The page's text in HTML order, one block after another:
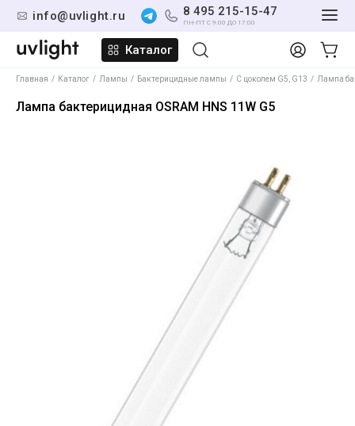
info@uvlight.ru 8 495 215-15-47
ПН-ПТ С 9:00 ДО 17:00
Каталог
Главная Каталог Лампы Бактерицидные лампы С цоколем G5, G13 Лампа
Лампа бактерицидная OSRAM HNS 11W G5